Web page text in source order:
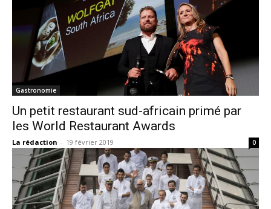
Gastronomie
Un petit restaurant sud-africain primé par
les World Restaurant Awards
La rédaction - 19 février 2019 0